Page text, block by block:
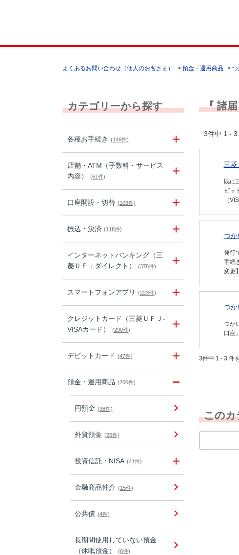
よくあるお問い合わせ（個人のお客さま） > 預金・運用商品 >
カテゴリーから探す
各種お手続き (146件)
店舗・ATM（手数料・サービス
内容）
(61件)
口座開設・切替 (103件)
振込・決済 (118件)
インターネットバンキング（三
菱ＵＦＪダイレクト）
(378件)
スマートフォンアプリ (223件)
クレジットカード（三菱ＵＦＪ-
VISAカード）
(290件)
デビットカード (47件)
預金・運用商品 (200件)
円預金 (38件)
外貨預金 (25件)
投資信託・NISA (41件)
金融商品仲介 (15件)
公共債 (4件)
長期間使用していない預金
（休眠預金）
(6件)
『 諸
3件中 1 - 3
三
既に
ビッ
（
つか
発行
手続
変更
つか
つか
口座
3件中 1 - 3 件
このカ